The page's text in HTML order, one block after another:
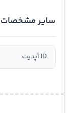
سایر مشخصات
ID آپدیت